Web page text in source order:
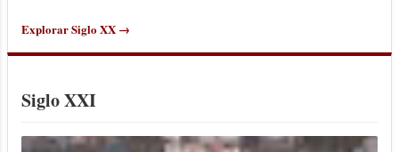
Explorar Siglo XX →
Siglo XXI